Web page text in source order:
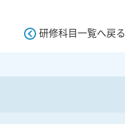
研修科目一覧へ戻る